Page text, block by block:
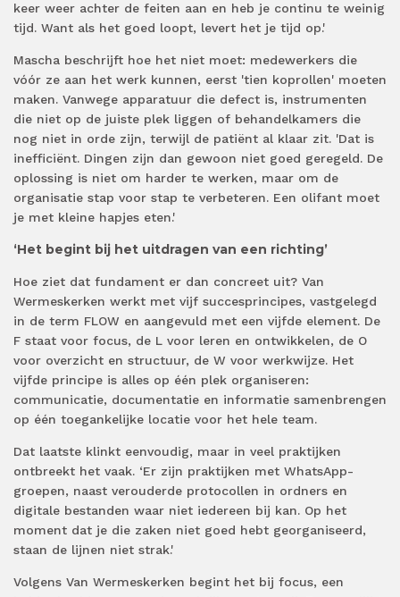
keer weer achter de feiten aan en heb je continu te weinig
tijd. Want als het goed loopt, levert het je tijd op.'
Mascha beschrijft hoe het niet moet: medewerkers die
vóór ze aan het werk kunnen, eerst 'tien koprollen' moeten
maken. Vanwege apparatuur die defect is, instrumenten
die niet op de juiste plek liggen of behandelkamers die
nog niet in orde zijn, terwijl de patiënt al klaar zit. 'Dat is
inefficiënt. Dingen zijn dan gewoon niet goed geregeld. De
oplossing is niet om harder te werken, maar om de
organisatie stap voor stap te verbeteren. Een olifant moet
je met kleine hapjes eten.'
‘Het begint bij het uitdragen van een richting’
Hoe ziet dat fundament er dan concreet uit? Van
Wermeskerken werkt met vijf succesprincipes, vastgelegd
in de term FLOW en aangevuld met een vijfde element. De
F staat voor focus, de L voor leren en ontwikkelen, de O
voor overzicht en structuur, de W voor werkwijze. Het
vijfde principe is alles op één plek organiseren:
communicatie, documentatie en informatie samenbrengen
op één toegankelijke locatie voor het hele team.
Dat laatste klinkt eenvoudig, maar in veel praktijken
ontbreekt het vaak. ‘Er zijn praktijken met WhatsApp-
groepen, naast verouderde protocollen in ordners en
digitale bestanden waar niet iedereen bij kan. Op het
moment dat je die zaken niet goed hebt georganiseerd,
staan de lijnen niet strak.'
Volgens Van Wermeskerken begint het bij focus, een